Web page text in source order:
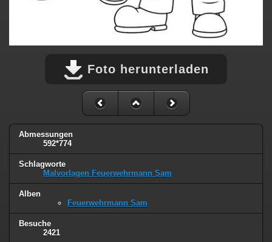
Foto herunterladen
Abmessungen
592*774
Schlagworte
Malvorlagen Feuerwehrmann Sam
Alben
Feuerwehrmann Sam
Besuche
2421